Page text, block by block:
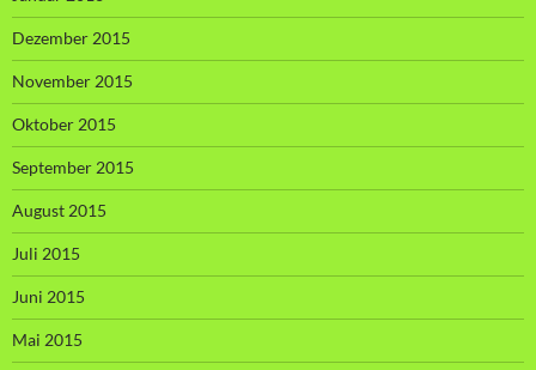
Dezember 2015
November 2015
Oktober 2015
September 2015
August 2015
Juli 2015
Juni 2015
Mai 2015